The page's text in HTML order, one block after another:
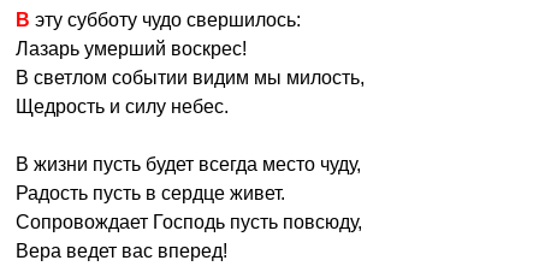
В эту субботу чудо свершилось:
Лазарь умерший воскрес!
В светлом событии видим мы милость,
Щедрость и силу небес.
В жизни пусть будет всегда место чуду,
Радость пусть в сердце живет.
Сопровождает Господь пусть повсюду,
Вера ведет вас вперед!